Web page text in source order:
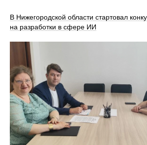
В Нижегородской области стартовал
на разработки в сфере ИИ